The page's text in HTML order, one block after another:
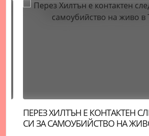
ПЕРЕЗ ХИЛТЪН Е КОНТАКТЕН
СИ ЗА САМОУБИЙСТВО НА ЖИВО